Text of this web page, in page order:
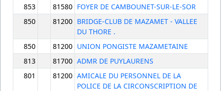
853
81580 FOYER DE CAMBOUNET-SUR-LE-SOR
850
81200 BRIDGE-CLUB DE MAZAMET - VALLEE
DU THORE .
850
81200 UNION PONGISTE MAZAMETAINE
813
81700 ADMR DE PUYLAURENS
801
81200 AMICALE DU PERSONNEL DE LA
POLICE DE LA CIRCONSCRIPTION DE